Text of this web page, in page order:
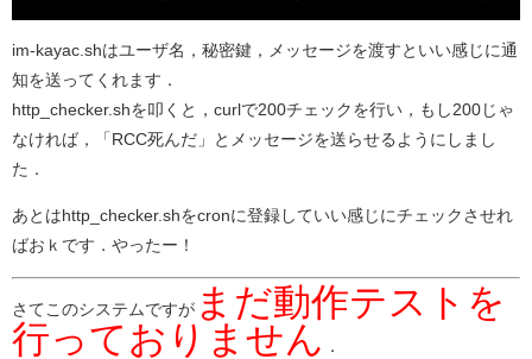
im-kayac.shはユーザ名，秘密鍵，メッセージを渡すといい感じに通
知を送ってくれます．
http_checker.shを叩くと，curlで200チェックを行い，もし200じゃ
なければ，「RCC死んだ」とメッセージを送らせるようにしまし
た．
あとはhttp_checker.shをcronに登録していい感じにチェックさせれ
ばおｋです．やったー！
さてこのシステムですが まだ動作テストを
行っておりません
．